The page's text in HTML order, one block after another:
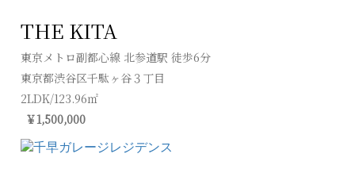
THE KITA
東京メトロ副都心線 北参道駅 徒歩6分
東京都渋谷区千駄ヶ谷３丁目
2LDK/123.96㎡
￥1,500,000